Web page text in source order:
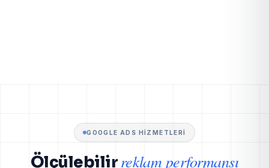
GOOGLE ADS HIZMETLERI
Ölçülebilir reklam performansı